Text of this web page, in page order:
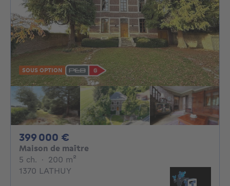
SOUS OPTION
399 000 €
Maison de maître
5 ch. 5 chambres
· 200 m²
1370 LATHUY